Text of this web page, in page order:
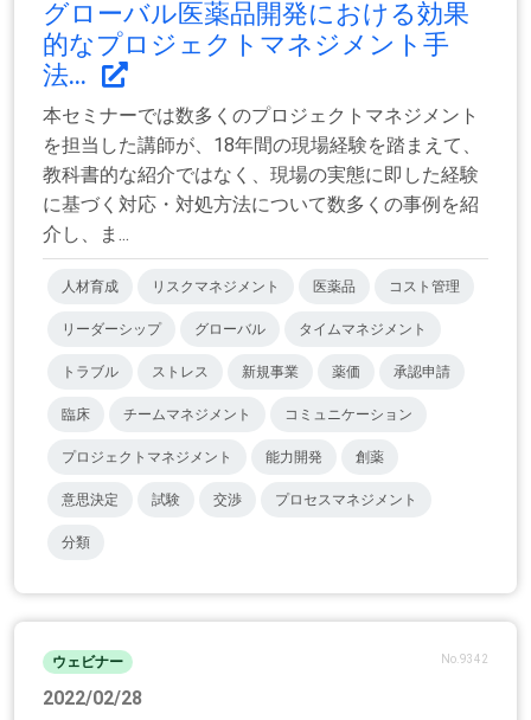
グローバル医薬品開発における効果
的なプロジェクトマネジメント手
法...
本セミナーでは数多くのプロジェクトマネジメント
を担当した講師が、18年間の現場経験を踏まえて、
教科書的な紹介ではなく、現場の実態に即した経験
に基づく対応・対処方法について数多くの事例を紹
介し、ま...
人材育成 リスクマネジメント 医薬品 コスト管理
リーダーシップ グローバル タイムマネジメント
トラブル ストレス 新規事業 薬価 承認申請
臨床 チームマネジメント コミュニケーション
プロジェクトマネジメント 能力開発 創薬
意思決定 試験 交渉 プロセスマネジメント
分類
ウェビナー No.9342
2022/02/28